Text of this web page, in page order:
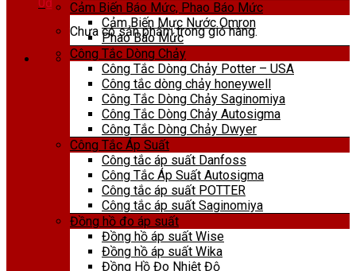
0₫
Chưa có sản phẩm trong giỏ hàng.
Cảm Biến Báo Mức, Phao Báo Mức
Cảm Biến Mực Nước Omron
Phao Báo Mức
Công Tắc Dòng Chảy
Công Tắc Dòng Chảy Potter – USA
Công tắc dòng chảy honeywell
Công Tắc Dòng Chảy Saginomiya
Công Tắc Dòng Chảy Autosigma
Công Tắc Dòng Chảy Dwyer
Công Tắc Áp Suất
Công tắc áp suất Danfoss
Công Tắc Áp Suất Autosigma
Công tắc áp suất POTTER
Công tắc áp suất Saginomiya
Đồng hồ đo áp suất
Đồng hồ áp suất Wise
Đồng hồ áp suất Wika
Đồng Hồ Đo Nhiệt Độ